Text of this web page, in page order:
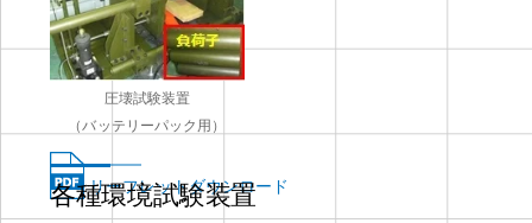
圧壊試験装置
（バッテリーパック用）
リーフレットダウンロード
各種環境試験装置